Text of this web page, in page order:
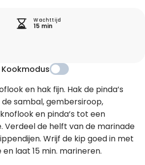
Wachttijd
15 min
Kookmodus
en hak fijn. Hak de pinda’s
de sambal, gembersiroop,
en pinda’s tot een
Verdeel de helft van de marinade
Wrijf de kip goed in met
laat 15 min. marineren.